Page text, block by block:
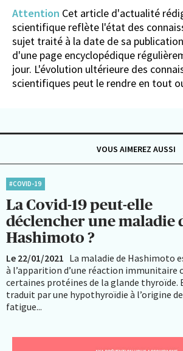
Attention Cet article d'actualité
scientifique reflète l'état des
sujet traité à la date de sa
d'une page encyclopédique
jour. L'évolution ultérieure des
scientifiques peut le rendre en tout
VOUS AIMEREZ AUSSI
#COVID-19
La Covid-19 peut-elle
déclencher une maladie
Hashimoto ?
Le 22/01/2021 La maladie de Hashimoto
à l’apparition d’une réaction immunitaire
certaines protéines de la glande thyroïde.
traduit par une hypothyroïdie à l’origine de
fatigue...